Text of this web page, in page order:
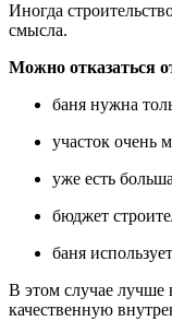
Иногда
смысла.
Можно отказаться
баня нужна
участок очень
уже есть
бюджет
баня
В этом случае лучше
качественную